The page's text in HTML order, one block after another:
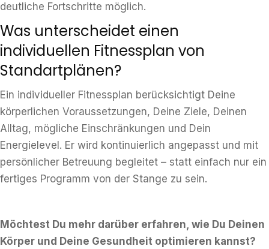
deutliche Fortschritte möglich.
Was unterscheidet einen
individuellen Fitnessplan von
Standartplänen?
Ein individueller Fitnessplan berücksichtigt Deine
körperlichen Voraussetzungen, Deine Ziele, Deinen
Alltag, mögliche Einschränkungen und Dein
Energielevel. Er wird kontinuierlich angepasst und mit
persönlicher Betreuung begleitet – statt einfach nur ein
fertiges Programm von der Stange zu sein.
Möchtest Du mehr darüber erfahren, wie Du Deinen
Körper und Deine Gesundheit optimieren kannst?